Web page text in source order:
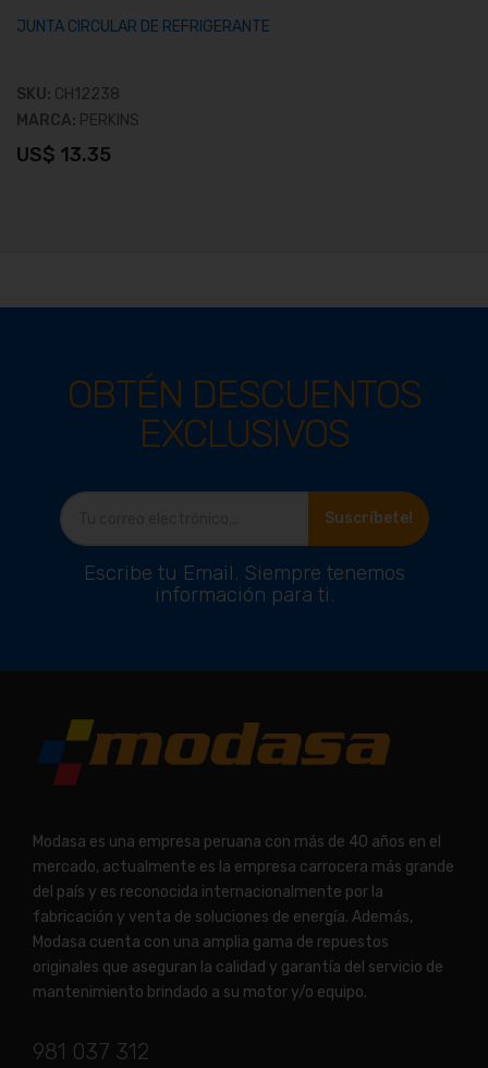
Ver producto
JUNTA CIRCULAR DE REFRIGERANTE
SKU: CH12238
MARCA: PERKINS
US$ 13.35
OBTÉN DESCUENTOS
EXCLUSIVOS
Suscríbete!
Escribe tu Email. Siempre tenemos
información para ti.
Modasa es una empresa peruana con más de 40 años en el
mercado, actualmente es la empresa carrocera más grande
del país y es reconocida internacionalmente por la
fabricación y venta de soluciones de energía. Además,
Modasa cuenta con una amplia gama de repuestos
originales que aseguran la calidad y garantía del servicio de
mantenimiento brindado a su motor y/o equipo.
981 037 312